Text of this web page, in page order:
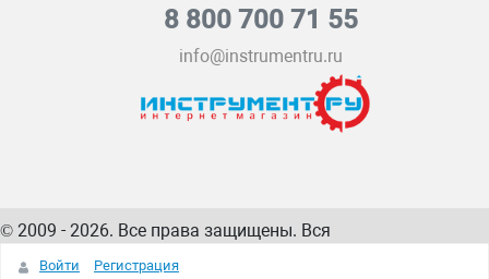
8 800 700 71 55
info@instrumentru.ru
© 2009 - 2026. Все права защищены. Вся
информация на сайте – собственность
Войти Регистрация